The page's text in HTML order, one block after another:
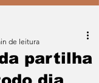
partilha
de leitura